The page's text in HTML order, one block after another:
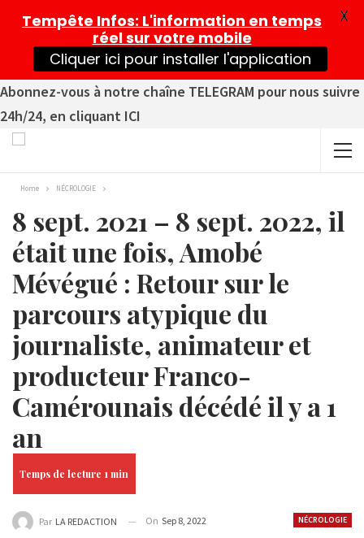
Abonnez-vous à notre chaîne TELEGRAM pour nous suivre
24h/24, en cliquant ICI
Home NÉCROLOGIE
8 sept. 2021 – 8 sept. 2022, il
était une fois, Amobé
Mévégué : Retour sur le
parcours atypique du
journaliste, animateur et
producteur Franco-
Camérounais décédé il y a 1
an
NÉCROLOGIE
Par LA REDACTION On Sep 8, 2022
Tempête Infos: L'information en temps
réel sur votre mobile
Cliquer ici pour installer l'application
X